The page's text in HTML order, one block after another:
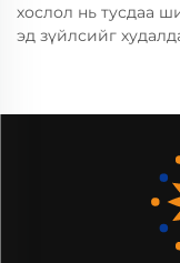
хослол нь тусдаа
эд зүйлсийг